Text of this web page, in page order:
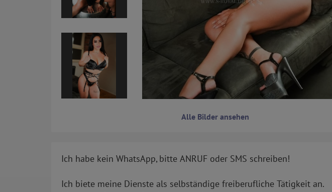
Alle Bilder ansehen
Ich habe kein WhatsApp, bitte ANRUF oder SMS schreiben!
Ich biete meine Dienste als selbständige freiberufliche Tätigkeit an.